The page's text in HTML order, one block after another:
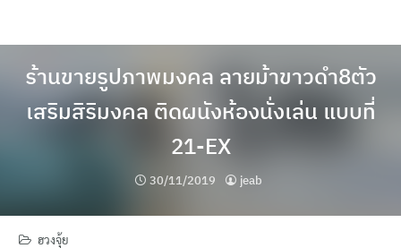
ร้านขายรูปภาพมงคล ลายม้าขาวดำ8ตัว
เสริมสิริมงคล ติดผนังห้องนั่งเล่น แบบที่
21-EX
30/11/2019 jeab
ฮวงจุ้ย